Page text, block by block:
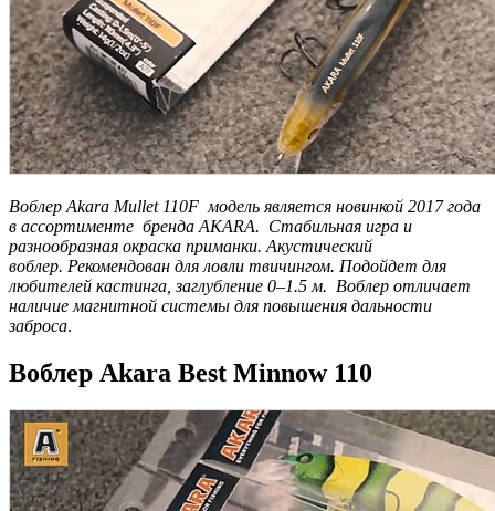
Воблер Akara Mullet 110F модель является новинкой 2017 года
в ассортименте бренда AKARA. Стабильная игра и
разнообразная окраска приманки. Акустический
воблер. Рекомендован для ловли твичингом. Подойдет для
любителей кастинга, заглубление 0–1.5 м. Воблер отличает
наличие магнитной системы для повышения дальности
заброса.
Воблер Akara Best Minnow 110